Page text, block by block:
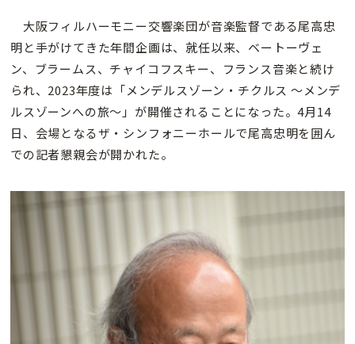
大阪フィルハーモニー交響楽団が音楽監督である尾高忠
明と手がけてきた年間企画は、就任以来、ベートーヴェ
ン、ブラームス、チャイコフスキー、フランス音楽と続け
られ、2023年度は「メンデルスゾーン・チクルス 〜メンデ
ルスゾーンへの旅〜」が開催されることになった。4月14
日、会場となるザ・シンフォニーホールで尾高忠明を囲ん
での記者懇親会が開かれた。